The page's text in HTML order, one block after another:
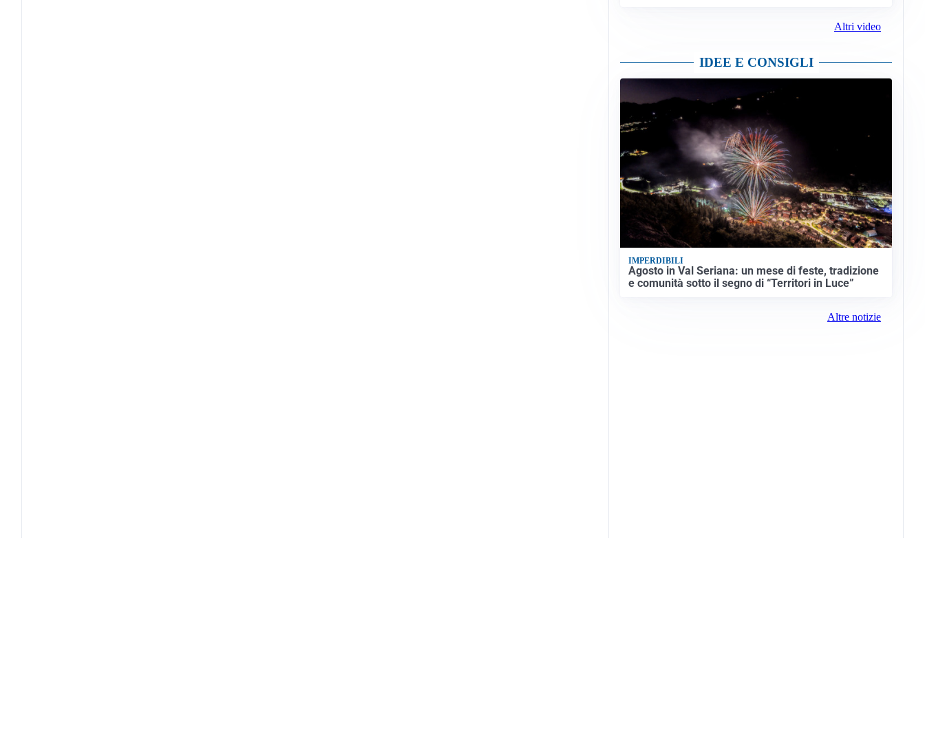
Altri video
IDEE E CONSIGLI
IMPERDIBILI
Agosto in Val Seriana: un mese di feste, tradizione
e comunità sotto il segno di “Territori in Luce”
Altre notizie